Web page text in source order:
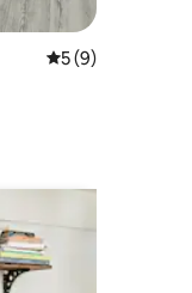
Évaluation
5 (9)